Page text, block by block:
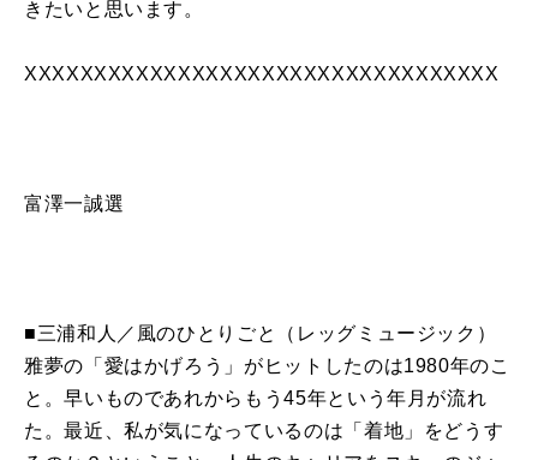
きたいと思います。
XXXXXXXXXXXXXXXXXXXXXXXXXXXXXXXXXX
富澤一誠選
■三浦和人／風のひとりごと（レッグミュージック）
雅夢の「愛はかげろう」がヒットしたのは1980年のこ
と。早いものであれからもう45年という年月が流れ
た。最近、私が気になっているのは「着地」をどうす